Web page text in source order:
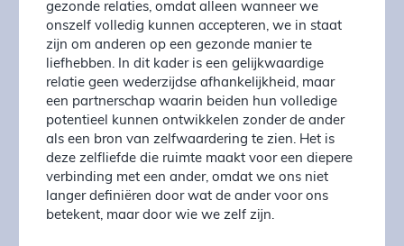
gezonde relaties, omdat alleen wanneer we
onszelf volledig kunnen accepteren, we in staat
zijn om anderen op een gezonde manier te
liefhebben. In dit kader is een gelijkwaardige
relatie geen wederzijdse afhankelijkheid, maar
een partnerschap waarin beiden hun volledige
potentieel kunnen ontwikkelen zonder de ander
als een bron van zelfwaardering te zien. Het is
deze zelfliefde die ruimte maakt voor een diepere
verbinding met een ander, omdat we ons niet
langer definiëren door wat de ander voor ons
betekent, maar door wie we zelf zijn.